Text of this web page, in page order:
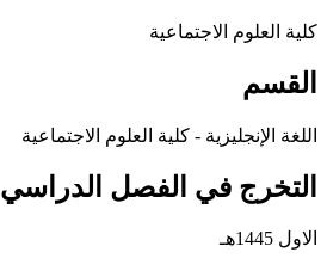
كلية العلوم الاجتماعية
القسم
اللغة الإنجليزية - كلية العلوم الاجتماعية
التخرج في الفصل الدراسي
الاول 1445هـ